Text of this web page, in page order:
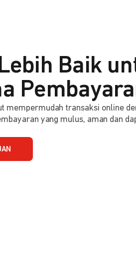
Baik
mempermudah transaksi online
yang mulus, aman dan